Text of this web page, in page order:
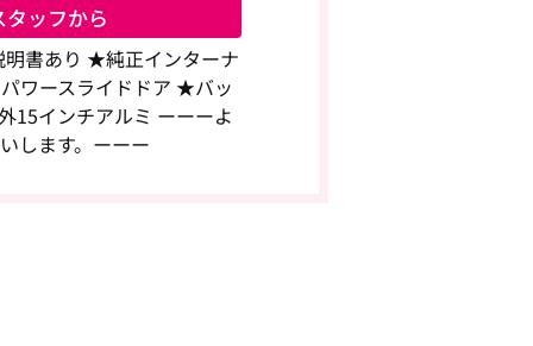
ッフから
書あり ★純正インターナ
ワースライドドア ★バッ
インチアルミ ーーーよ
します。ーーー